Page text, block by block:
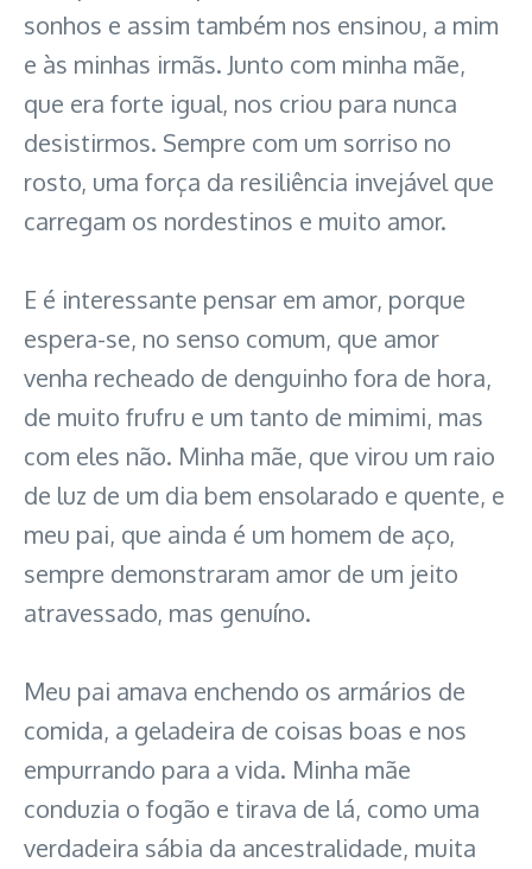
sonhos e assim também nos ensinou, a mim
e às minhas irmãs. Junto com minha mãe,
que era forte igual, nos criou para nunca
desistirmos. Sempre com um sorriso no
rosto, uma força da resiliência invejável que
carregam os nordestinos e muito amor.
E é interessante pensar em amor, porque
espera-se, no senso comum, que amor
venha recheado de denguinho fora de hora,
de muito frufru e um tanto de mimimi, mas
com eles não. Minha mãe, que virou um raio
de luz de um dia bem ensolarado e quente, e
meu pai, que ainda é um homem de aço,
sempre demonstraram amor de um jeito
atravessado, mas genuíno.
Meu pai amava enchendo os armários de
comida, a geladeira de coisas boas e nos
empurrando para a vida. Minha mãe
conduzia o fogão e tirava de lá, como uma
verdadeira sábia da ancestralidade, muita